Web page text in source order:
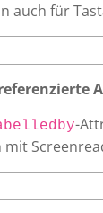
auch für
-
mit